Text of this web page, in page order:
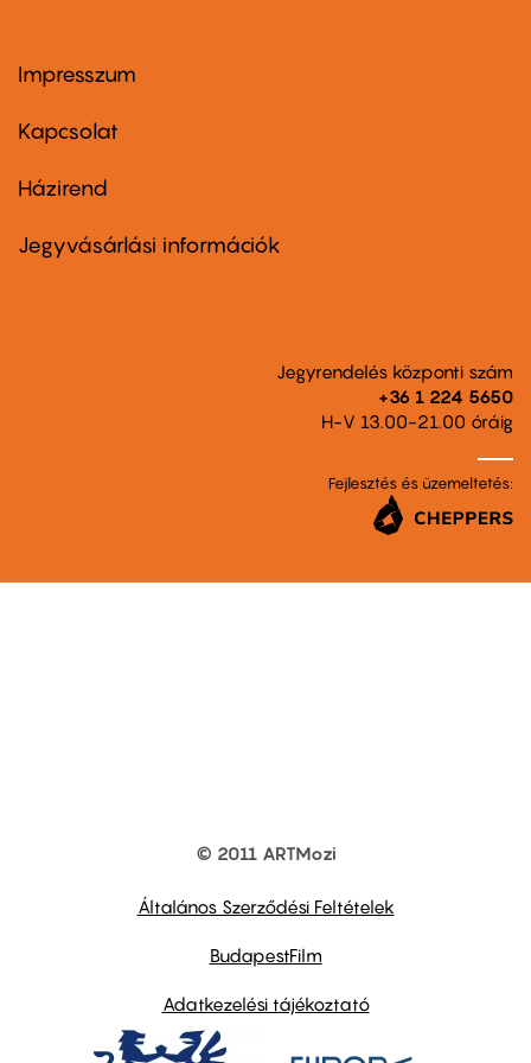
Footer
first
Impresszum
Kapcsolat
Footer
second
Házirend
Jegyvásárlási információk
Jegyrendelés központi szám
+36 1 224 5650
H-V 13.00-21.00 óráig
Fejlesztés és üzemeltetés:
© 2011 ARTMozi
Általános Szerződési Feltételek
BudapestFilm
Adatkezelési tájékoztató